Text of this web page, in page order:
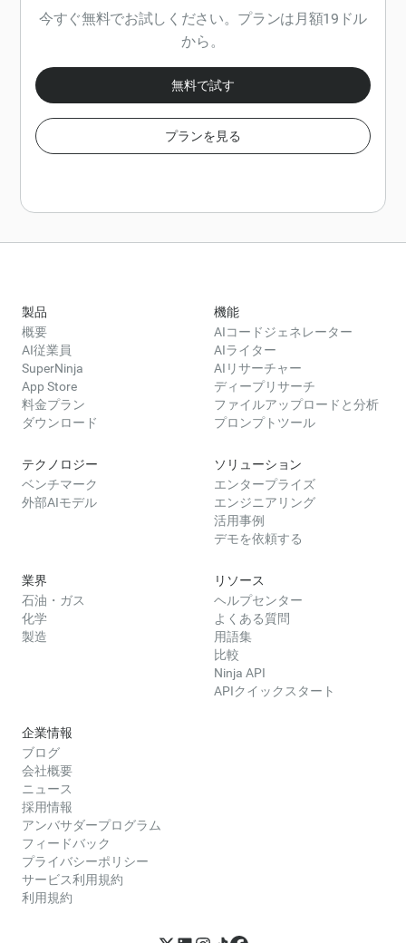
今すぐ無料でお試しください。プランは月額19ドル
から。
無料で試す
プランを見る
製品
概要
AI従業員
SuperNinja
App Store
料金プラン
ダウンロード
機能
AIコードジェネレーター
AIライター
AIリサーチャー
ディープリサーチ
ファイルアップロードと分析
プロンプトツール
テクノロジー
ベンチマーク
外部AIモデル
ソリューション
エンタープライズ
エンジニアリング
活用事例
デモを依頼する
業界
石油・ガス
化学
製造
リソース
ヘルプセンター
よくある質問
用語集
比較
Ninja API
APIクイックスタート
企業情報
ブログ
会社概要
ニュース
採用情報
アンバサダープログラム
フィードバック
プライバシーポリシー
サービス利用規約
利用規約